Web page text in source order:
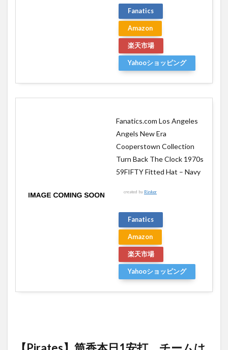
Fanatics
Amazon
楽天市場
Yahooショッピング
Fanatics.com Los Angeles
Angels New Era
Cooperstown Collection
Turn Back The Clock 1970s
59FIFTY Fitted Hat – Navy
created by Rinker
Fanatics
Amazon
楽天市場
Yahooショッピング